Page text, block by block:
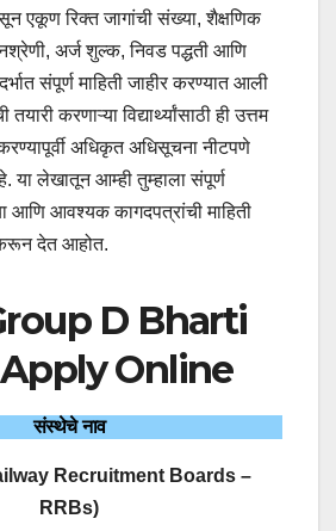
एकूण रिक्त जागांची संख्या, शैक्षणिक
अर्ज शुल्क, निवड पद्धती आणि
संपूर्ण माहिती जाहीर करण्यात आली
करणाऱ्या विद्यार्थ्यांसाठी ही उत्तम
अधिकृत अधिसूचना नीटपणे
या लेखातून आम्ही तुम्हाला संपूर्ण
आणि आवश्यक कागदपत्रांची माहिती
करून देत आहोत.
D Bharti
Online
संस्थेचे नाव
Recruitment Boards –
RRBs)